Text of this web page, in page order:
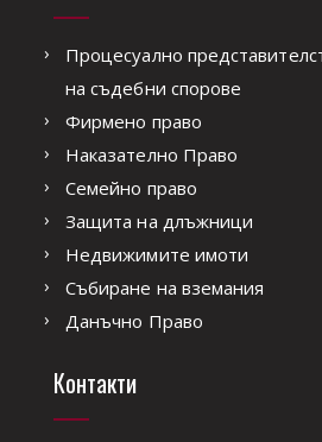
Процесуално
на съдебни спорове
Фирмено право
Наказателно Право
Семейно право
Защита на длъжници
Недвижимите имоти
Събиране на вземания
Данъчно Право
Контакти